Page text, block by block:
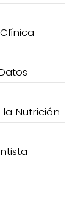
Nutrición